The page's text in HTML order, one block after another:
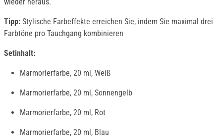
Tipp: Stylische Farbeffekte erreichen Sie, indem Sie maximal drei
Farbtöne pro Tauchgang kombinieren
Setinhalt:
Marmorierfarbe, 20 ml, Weiß
Marmorierfarbe, 20 ml, Sonnengelb
Marmorierfarbe, 20 ml, Rot
Marmorierfarbe, 20 ml, Blau